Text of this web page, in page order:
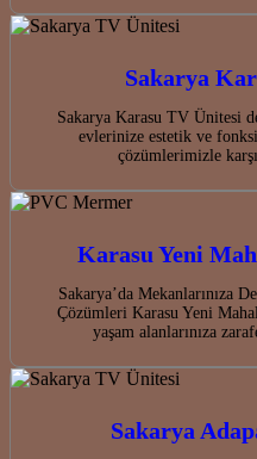
Sakarya
Sakarya Karasu TV Ünitesi
evlerinize estetik ve
çözümlerimizle
Karasu Yeni
Sakarya’da Mekanlarınıza
Çözümleri Karasu Yeni
yaşam alanlarınıza
Sakarya